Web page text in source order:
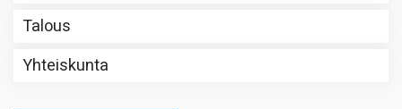
Talous
Yhteiskunta